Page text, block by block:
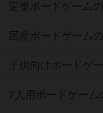
定番ボードゲーム
国産ボードゲーム
子供向けボードゲ
2人用ボードゲーム